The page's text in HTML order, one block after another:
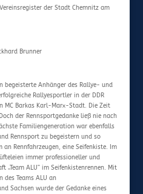
der Stadt Chemnitz am
Brunner
begeisterte Anhänger des Rallye- und
Rallyesportler in der DDR
MC Barkas Karl-Marx-Stadt. Die Zeit
der Rennsportgedanke ließ nie nach
Familiengeneration war ebenfalls
Rennsport zu begeistern und so
Rennfahrzeugen, eine Seifenkiste. Im
immer professioneller und
„Team ALU“ im Seifenkistenrennen. Mit
des Teams ALU an
Sachsen wurde der Gedanke eines